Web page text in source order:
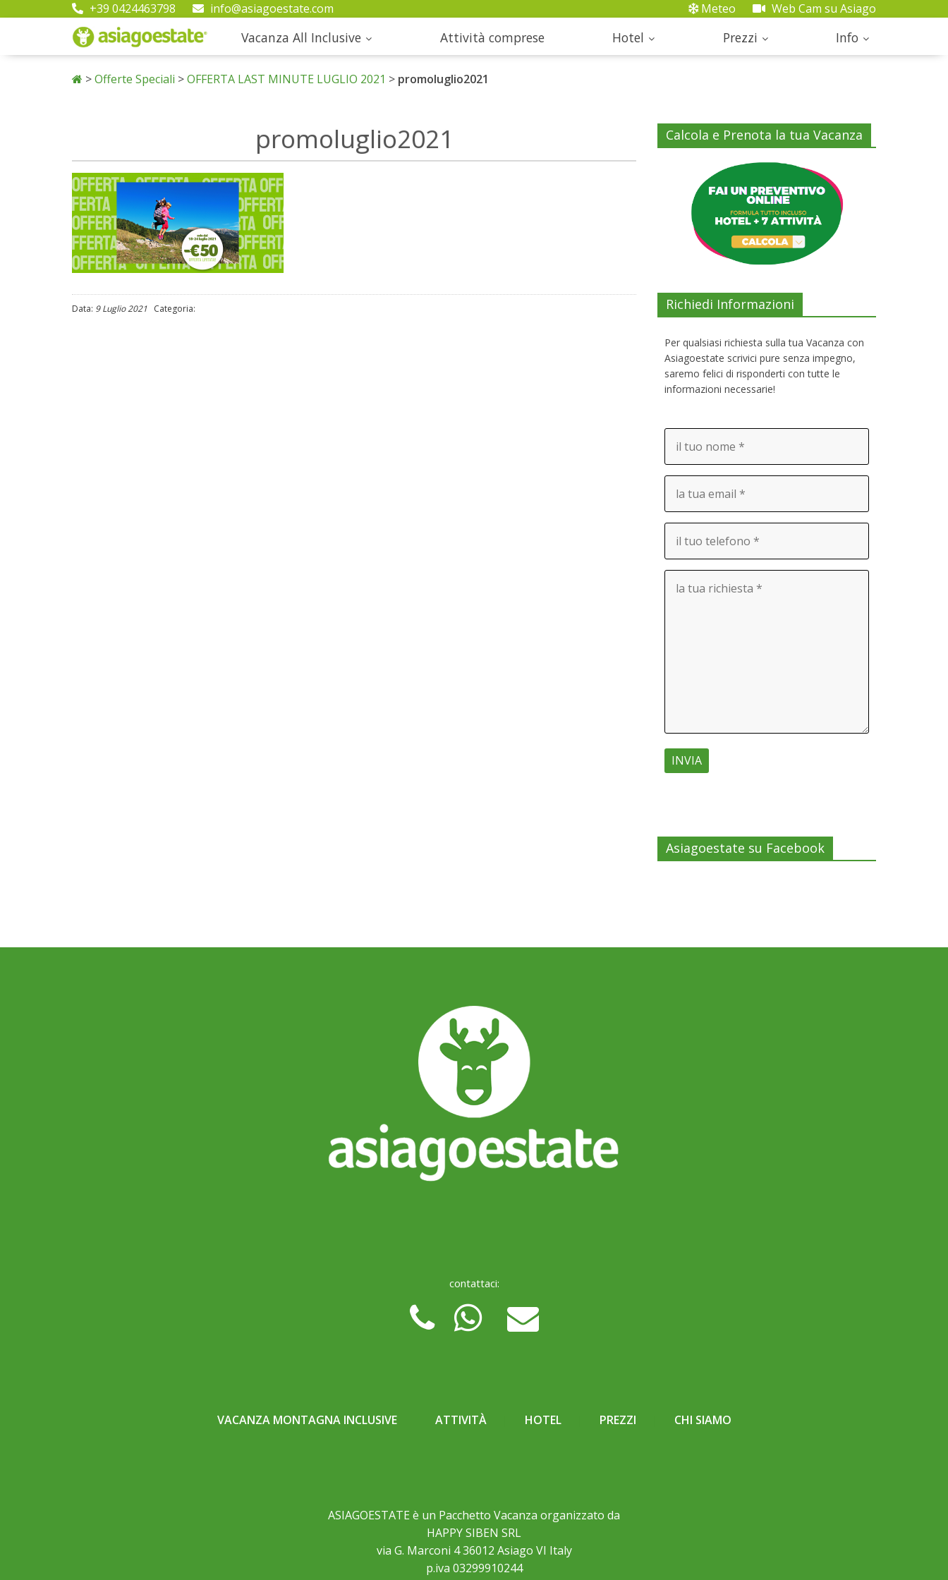
+39 0424463798 info@asiagoestate.com Meteo Web Cam su Asiago
Vacanza All Inclusive Attività comprese Hotel Prezzi Info
>Offerte Speciali >OFFERTA LAST MINUTE LUGLIO 2021 > promoluglio2021
promoluglio2021
Data: 9 Luglio 2021 Categoria:
Calcola e Prenota la tua Vacanza
Richiedi Informazioni
Per qualsiasi richiesta sulla tua Vacanza con
Asiagoestate scrivici pure senza impegno,
saremo felici di risponderti con tutte le
informazioni necessarie!
Asiagoestate su Facebook
contattaci:
VACANZA MONTAGNA INCLUSIVE ATTIVITÀ HOTEL PREZZI CHI SIAMO
ASIAGOESTATE è un Pacchetto Vacanza organizzato da
HAPPY SIBEN SRL
via G. Marconi 4 36012 Asiago VI Italy
p.iva 03299910244